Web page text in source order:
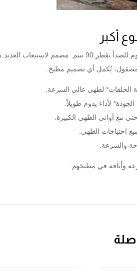
أكبر
ارتقِ بتجربة الطهي إلى مستوى جديد مع موقد الغاز الفسيح هذا المصنوع من
يُكمل أي تصميم مطبخ.
لطهي عالي السرعة.
لأداء يدوم طويلاً.
مع أواني الطهي الكبيرة.
احتياجات الطهي.
والسرعة.
وأناقة في مطبخهم.
صلة